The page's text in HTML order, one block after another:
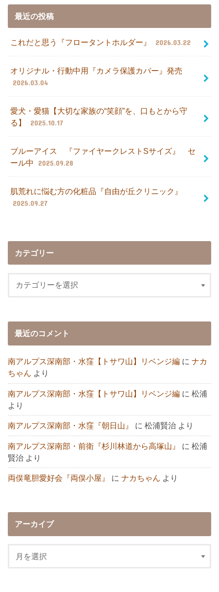
最近の投稿
これだと思う『フロータントホルダー』 2026.03.22
オリジナル・行動中用『カメラ保護カバー』発売
2026.03.04
愛犬・愛猫【大切な家族の“笑顔”を、口もとから守
る】
2025.10.17
ブルーアイス 『ファイヤークレストSサイズ』 セ
ール中
2025.09.28
肌荒れに悩む方の化粧品『自由が丘クリニック』
2025.09.27
カテゴリー
最近のコメント
南アルプス深南部・水窪【トサワ山】リベンジ編 にナカ
ちゃん より
南アルプス深南部・水窪【トサワ山】リベンジ編 に松浦
より
南アルプス深南部・水窪『朝日山』 に松浦賢治 より
南アルプス深南部・前衛『杉川林道から高塚山』 に松浦
賢治 より
両俣竜胆愛好会『両俣小屋』 にナカちゃん より
アーカイブ